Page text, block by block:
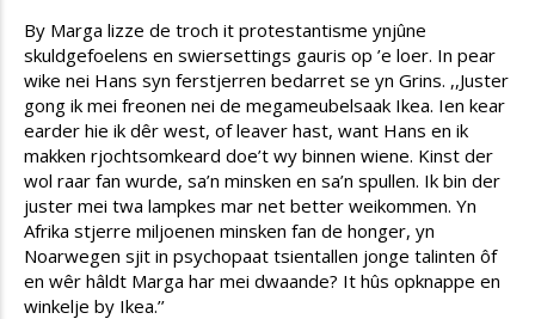
By Marga lizze de troch it protestantisme ynjûne
skuldgefoelens en swiersettings gauris op ’e loer. In pear
wike nei Hans syn ferstjerren bedarret se yn Grins. ,,Juster
gong ik mei freonen nei de megameubelsaak Ikea. Ien kear
earder hie ik dêr west, of leaver hast, want Hans en ik
makken rjochtsomkeard doe’t wy binnen wiene. Kinst der
wol raar fan wurde, sa’n minsken en sa’n spullen. Ik bin der
juster mei twa lampkes mar net better weikommen. Yn
Afrika stjerre miljoenen minsken fan de honger, yn
Noarwegen sjit in psychopaat tsientallen jonge talinten ôf
en wêr hâldt Marga har mei dwaande? It hûs opknappe en
winkelje by Ikea.’’